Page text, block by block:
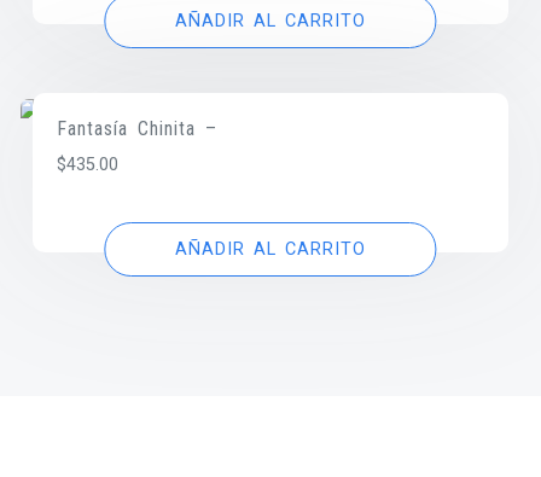
AÑADIR AL CARRITO
Fantasía Chinita –
$435.00
AÑADIR AL CARRITO